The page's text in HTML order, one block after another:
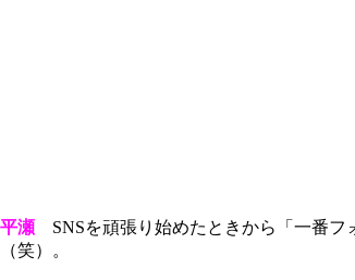
平瀬 SNSを頑張り始めたときから「一番フ
（笑）。